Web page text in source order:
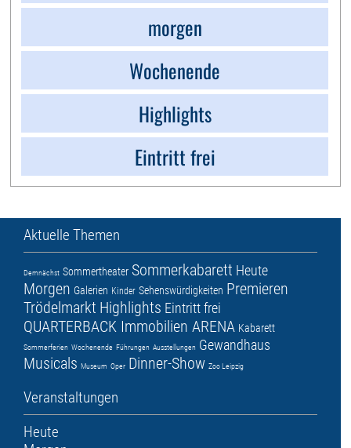
morgen
Wochenende
Highlights
Eintritt frei
Aktuelle Themen
Demnächst Sommertheater Sommerkabarett Heute
Morgen Galerien Kinder Sehenswürdigkeiten Premieren
Trödelmarkt Highlights Eintritt frei
QUARTERBACK Immobilien ARENA Kabarett
Sommerferien Wochenende Führungen Ausstellungen Gewandhaus
Musicals Museum Oper Dinner-Show Zoo Leipzig
Veranstaltungen
Heute